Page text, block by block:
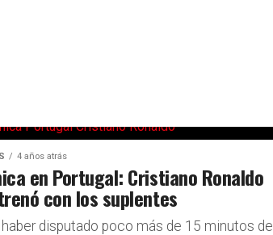
4 años atrás
en Portugal: Cristiano Ronaldo
con los suplentes
haber disputado poco más de 15 minutos de